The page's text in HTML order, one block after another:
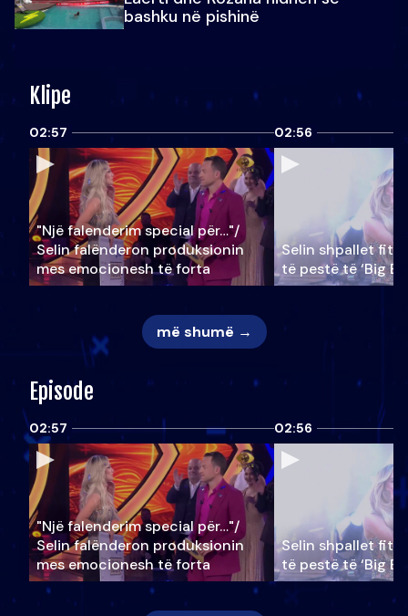
bashku në pishinë
Klipe
02:57
"Një falenderim special për…"/
Selin falënderon produksionin
mes emocionesh të forta
02:56
Selin shpallet
të pestë të ‘Big
më shumë →
Episode
02:57
"Një falenderim special për…"/
Selin falënderon produksionin
mes emocionesh të forta
02:56
Selin shpallet
të pestë të ‘Big